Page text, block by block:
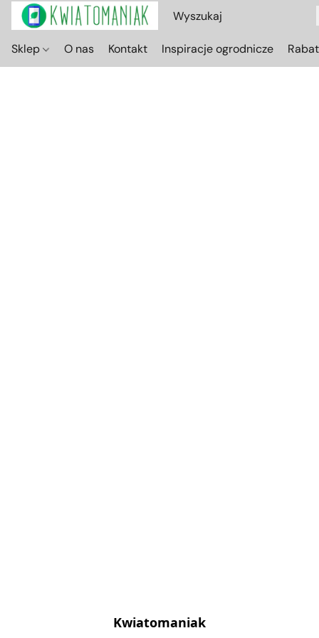
Sklep O nas Kontakt Inspiracje ogrodnicze
Kwiatomaniak